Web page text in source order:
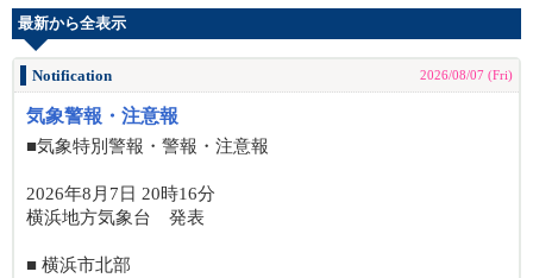
最新から全表示
Notification 2026/08/07 (Fri)
気象警報・注意報
■気象特別警報・警報・注意報
2026年8月7日 20時16分
横浜地方気象台 発表
■ 横浜市北部